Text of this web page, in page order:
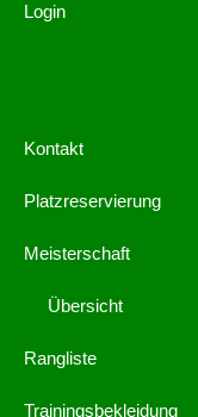
Login
Kontakt
Platzreservierung
Meisterschaft
Übersicht
Rangliste
Trainingsbekleidung